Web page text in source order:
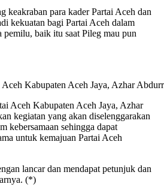
keakraban para kader Partai Aceh dan
kekuatan bagi Partai Aceh dalam
pemilu, baik itu saat Pileg mau pun
Kabupaten Aceh Jaya, Azhar
Aceh Kabupaten Aceh Jaya, Azhar
kegiatan yang akan diselenggarakan
kebersamaan sehingga dapat
untuk kemajuan Partai Aceh
lancar dan mendapat petunjuk dan
(*)